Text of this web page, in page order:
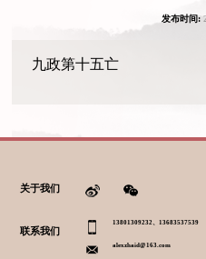
发布时间:
九政第十五亡
关于我们
联系我们
13801309232、13683537539
alexzhaid@163.com